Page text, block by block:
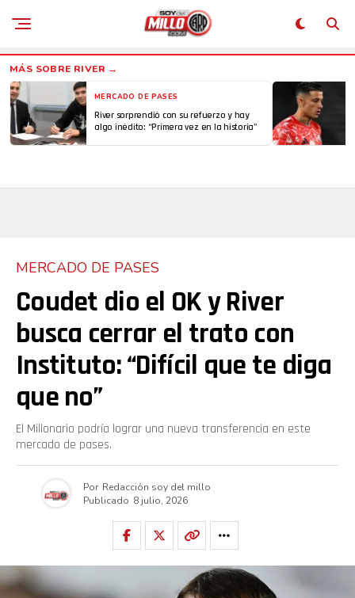
MERCADO DE PASES
River sorprendió con su refuerzo y hay
algo inédito: “Primera vez en la historia”
MERCADO DE PASES
Coudet dio el OK y River
busca cerrar el trato con
Instituto: “Difícil que te diga
que no”
El Millonario podría lograr una nueva transferencia en este
mercado de pases.
Por Redacción soy del millo
Publicado 8 julio, 2026